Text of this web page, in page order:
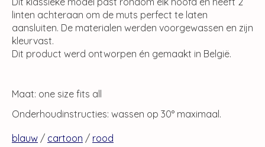
linten achteraan om de muts perfect te laten
aansluiten. De materialen werden voorgewassen en zijn
kleurvast.
Dit product werd ontworpen én gemaakt in België.
Maat: one size fits all
Onderhoudinstructies: wassen op 30° maximaal.
blauw / cartoon / rood